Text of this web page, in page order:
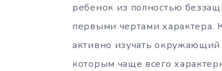
ребенок из полностью
первыми чертами характера.
активно изучать
которым чаще всего